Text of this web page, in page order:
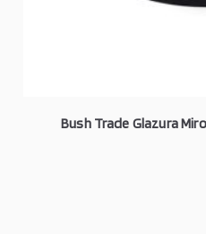
Bush Trade Glazura